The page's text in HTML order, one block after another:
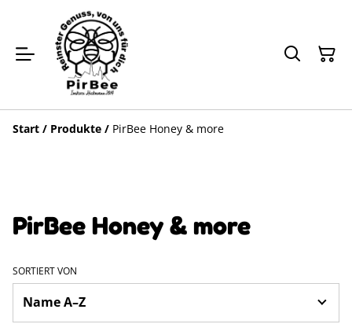
Start / Produkte / PirBee Honey & more
PirBee Honey & more
SORTIERT VON